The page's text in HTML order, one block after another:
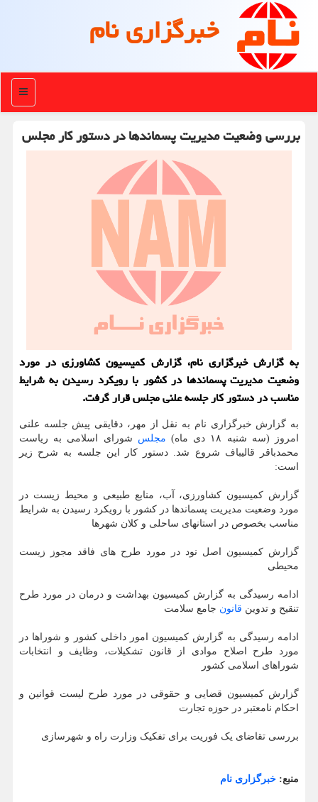
خبرگزاری نام
منو
بررسی وضعیت مدیریت پسماندها در دستور کار مجلس
به گزارش خبرگزاری نام، گزارش کمیسیون کشاورزی در مورد
وضعیت مدیریت پسماندها در کشور با رویکرد رسیدن به شرایط
مناسب در دستور کار جلسه علنی مجلس قرار گرفت.
به گزارش خبرگزاری نام به نقل از مهر، دقایقی پیش جلسه علنی
امروز (سه شنبه ۱۸ دی ماه)
مجلس شورای اسلامی به ریاست
محمدباقر قالیباف شروع شد. دستور کار این جلسه به شرح زیر
است:
گزارش کمیسیون کشاورزی، آب، منابع طبیعی و محیط زیست در
مورد وضعیت مدیریت پسماندها در کشور با رویکرد رسیدن به شرایط
مناسب بخصوص در استانهای ساحلی و کلان شهرها
گزارش کمیسیون اصل نود در مورد طرح های فاقد مجوز زیست
محیطی
ادامه رسیدگی به گزارش کمیسیون بهداشت و درمان در مورد طرح
تنقیح و تدوین قانون جامع سلامت
ادامه رسیدگی به گزارش کمیسیون امور داخلی کشور و شوراها در
مورد طرح اصلاح موادی از قانون تشکیلات، وظایف و انتخابات
شوراهای اسلامی کشور
گزارش کمیسیون قضایی و حقوقی در مورد طرح لیست قوانین و
احکام نامعتبر در حوزه تجارت
بررسی تقاضای یک فوریت برای تفکیک وزارت راه و شهرسازی
منبع: خبرگزاری نام